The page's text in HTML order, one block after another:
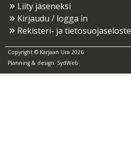
Liity jäseneksi
Kirjaudu / logga in
Rekisteri- ja tietosuojaseloste
Copyright © Karjaan Ura 2026
Planning & design: SydWeb